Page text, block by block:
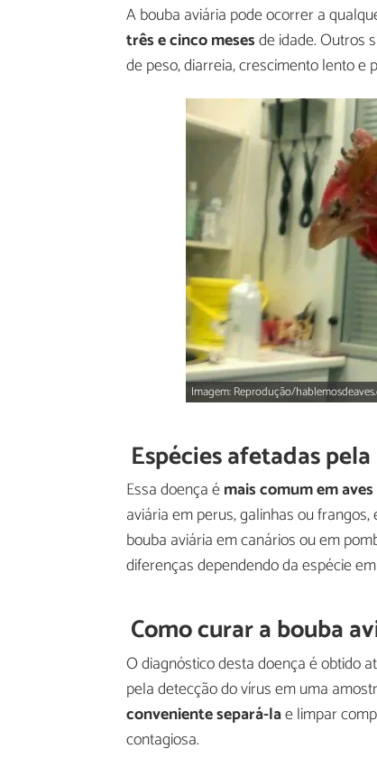
A bouba aviária pode ocorrer a
três e cinco mesesde idade. Outros
de peso, diarreia, crescimento lento e
Imagem: Reprodução/
Espécies afetadas
Essa doença émais comum em
aviária em perus, galinhas ou
bouba aviária em canários ou em
diferenças dependendo da espécie
Como curar a bouba
O diagnóstico desta doença é obtido
pela detecção do vírus em uma
conveniente separá-lae limpar
contagiosa.